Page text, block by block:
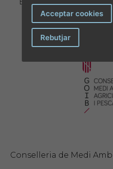
perduts
Conselleria de Medi
Acceptar cookies
Rebutjar